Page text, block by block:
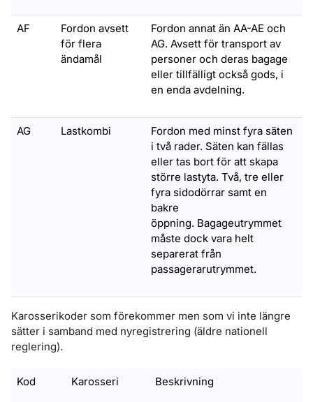
AF
Fordon avsett
för flera
ändamål
Fordon annat än AA-AE och
AG. Avsett för transport av
personer och deras bagage
eller tillfälligt också gods, i
en enda avdelning.
AG Lastkombi
Fordon med minst fyra säten
i två rader. Säten kan fällas
eller tas bort för att skapa
större lastyta. Två, tre eller
fyra sidodörrar samt en
bakre
öppning. Bagageutrymmet
måste dock vara helt
separerat från
passagerarutrymmet.
Karosserikoder som förekommer men som vi inte längre
sätter i samband med nyregistrering (äldre nationell
reglering).
Kod Karosseri Beskrivning